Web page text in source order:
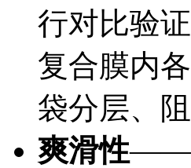
行对比验
复合膜内
袋分层、
爽滑性——